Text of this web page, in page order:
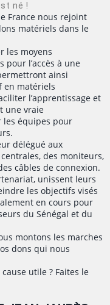
né !
France nous rejoint
matériels dans le
les moyens
pour l’accès à une
ainsi
en matériels
l’apprentissage et
une vraie
les équipes pour
délégué aux
des moniteurs,
câbles de connexion.
unissent leurs
les objectifs visés
en cours pour
du Sénégal et du
montons les marches
dons qui nous
utile ? Faites le